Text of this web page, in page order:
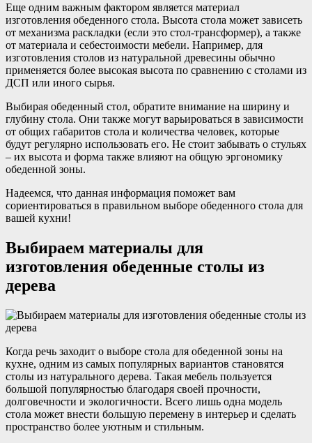
Еще одним важным фактором является материал
изготовления обеденного стола. Высота стола может зависеть
от механизма раскладки (если это стол-трансформер), а также
от материала и себестоимости мебели. Например, для
изготовления столов из натуральной древесины обычно
применяется более высокая высота по сравнению с столами из
ДСП или иного сырья.
Выбирая обеденный стол, обратите внимание на ширину и
глубину стола. Они также могут варьироваться в зависимости
от общих габаритов стола и количества человек, которые
будут регулярно использовать его. Не стоит забывать о стульях
– их высота и форма также влияют на общую эргономику
обеденной зоны.
Надеемся, что данная информация поможет вам
сориентироваться в правильном выборе обеденного стола для
вашей кухни!
Выбираем материалы для
изготовления обеденные столы из
дерева
Когда речь заходит о выборе стола для обеденной зоны на
кухне, одним из самых популярных вариантов становятся
столы из натурального дерева. Такая мебель пользуется
большой популярностью благодаря своей прочности,
долговечности и экологичности. Всего лишь одна модель
стола может внести большую перемену в интерьер и сделать
пространство более уютным и стильным.